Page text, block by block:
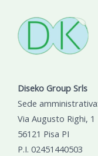
Diseko Group Srls
Sede amministrativa:
Via Augusto Righi, 1
56121 Pisa PI
P.I. 02451440503